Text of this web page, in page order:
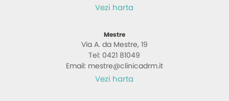
Vezi harta
Mestre
Via A. da Mestre, 19
Tel: 0421 81049
Email: mestre@clinicadrm.it
Vezi harta